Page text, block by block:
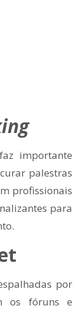
importante
palestras
profissionais
para
por
os fóruns e